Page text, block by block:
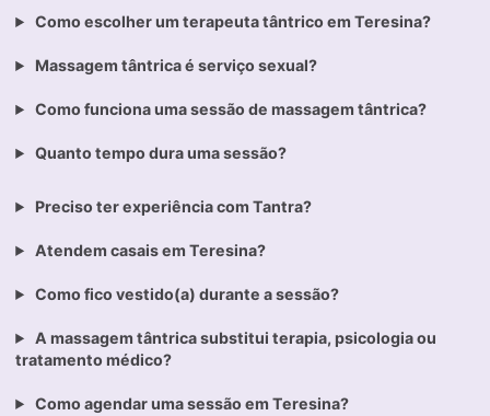
Como escolher um terapeuta tântrico em Teresina?
Massagem tântrica é serviço sexual?
Como funciona uma sessão de massagem tântrica?
Quanto tempo dura uma sessão?
Preciso ter experiência com Tantra?
Atendem casais em Teresina?
Como fico vestido(a) durante a sessão?
A massagem tântrica substitui terapia, psicologia ou
tratamento médico?
Como agendar uma sessão em Teresina?